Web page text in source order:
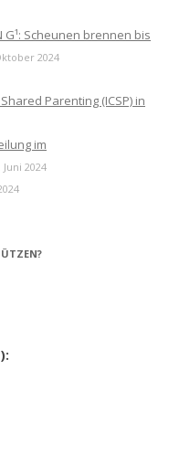
G¹: Scheunen brennen bis
2024
Parenting (ICSP) in
im
Juni 2024